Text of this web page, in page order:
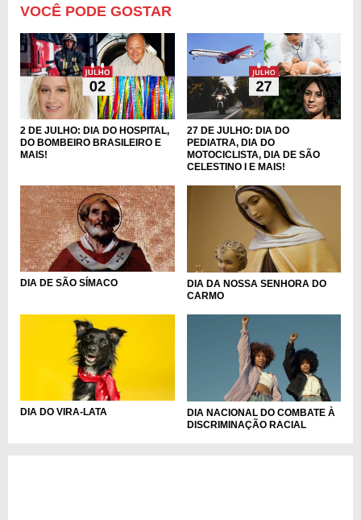
VOCÊ PODE GOSTAR
2 DE JULHO: DIA DO HOSPITAL,
DO BOMBEIRO BRASILEIRO E
MAIS!
27 DE JULHO: DIA DO
PEDIATRA, DIA DO
MOTOCICLISTA, DIA DE SÃO
CELESTINO I E MAIS!
DIA DE SÃO SÍMACO
DIA DA NOSSA SENHORA DO
CARMO
DIA DO VIRA-LATA
DIA NACIONAL DO COMBATE À
DISCRIMINAÇÃO RACIAL